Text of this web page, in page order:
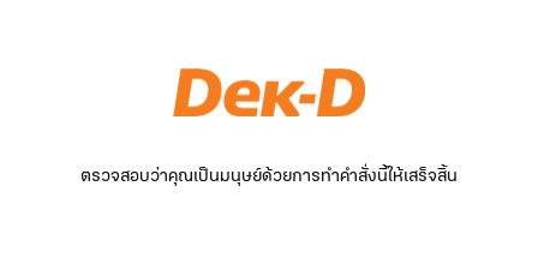
ตรวจสอบว่าคุณเป็นมนุษย์ด้วยการทำคำสั่งนี้ให้เสร็จสิ้น